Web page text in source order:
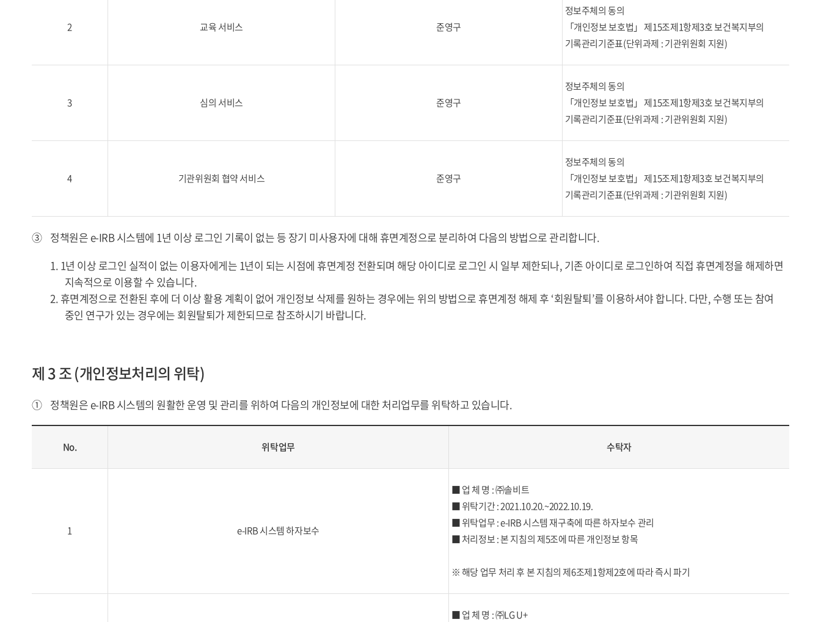
2 교육 서비스 준영구
정보주체의 동의
「개인정보 보호법」 제15조제1항제3호 보건복지부의
기록관리기준표(단위과제 : 기관위원회 지원)
3 심의 서비스 준영구
정보주체의 동의
「개인정보 보호법」 제15조제1항제3호 보건복지부의
기록관리기준표(단위과제 : 기관위원회 지원)
4 기관위원회 협약 서비스 준영구
정보주체의 동의
「개인정보 보호법」 제15조제1항제3호 보건복지부의
기록관리기준표(단위과제 : 기관위원회 지원)
③ 정책원은 e-IRB 시스템에 1년 이상 로그인 기록이 없는 등 장기 미사용자에 대해 휴면계정으로 분리하여 다음의 방법으로 관리합니다.
1. 1년 이상 로그인 실적이 없는 이용자에게는 1년이 되는 시점에 휴면계정 전환되며 해당 아이디로 로그인 시 일부 제한되나, 기존 아이디로 로그인하여 직접 휴면계정을 해제하면
지속적으로 이용할 수 있습니다.
2. 휴면계정으로 전환된 후에 더 이상 활용 계획이 없어 개인정보 삭제를 원하는 경우에는 위의 방법으로 휴면계정 해제 후 ‘회원탈퇴’를 이용하셔야 합니다. 다만, 수행 또는 참여
중인 연구가 있는 경우에는 회원탈퇴가 제한되므로 참조하시기 바랍니다.
제 3 조 (개인정보처리의 위탁)
① 정책원은 e-IRB 시스템의 원활한 운영 및 관리를 위하여 다음의 개인정보에 대한 처리업무를 위탁하고 있습니다.
No. 위탁업무 수탁자
1 e-IRB 시스템 하자보수
■ 업 체 명 : ㈜솔비트
■ 위탁기간 : 2021.10.20.~2022.10.19.
■ 위탁업무 : e-IRB 시스템 재구축에 따른 하자보수 관리
■ 처리정보 : 본 지침의 제5조에 따른 개인정보 항목
※ 해당 업무 처리 후 본 지침의 제6조제1항제2호에 따라 즉시 파기
■ 업 체 명 : ㈜LG U+